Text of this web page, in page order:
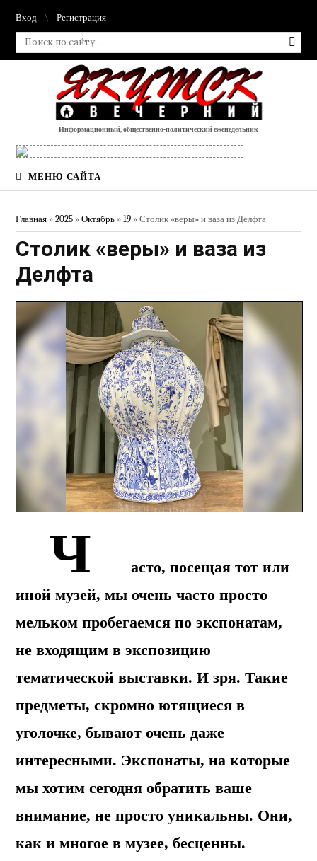
Вход Регистрация
Информационный, общественно-политический еженедельник
МЕНЮ САЙТА
Главная »2025 » Октябрь » 19 » Столик «веры» и ваза из Делфта
Столик «веры» и ваза из
Делфта
Ч
асто, посещая тот или
иной музей, мы очень часто просто
мельком пробегаемся по экспонатам,
не входящим в экспозицию
тематической выставки. И зря. Такие
предметы, скромно ютящиеся в
уголочке, бывают очень даже
интересными. Экспонаты, на которые
мы хотим сегодня обратить ваше
внимание, не просто уникальны. Они,
как и многое в музее, бесценны.